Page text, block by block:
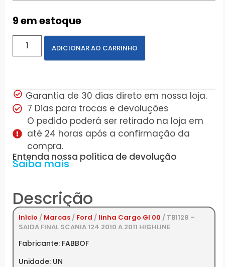
9 em estoque
ADICIONAR AO CARRINHO
Garantia de 30 dias direto em nossa loja.
7 Dias para trocas e devoluções
O pedido poderá ser retirado na loja em
até 24 horas após a confirmação da
compra.
Entenda nossa política de devolução
Saiba mais
Descrição
Início / Marcas / Ford / linha Cargo GI 00 / TB1128 –
SAIDA FINAL SCANIA 124 2010 A 2011 HIGHLINE
Fabricante: FABBOF
Unidade: UN